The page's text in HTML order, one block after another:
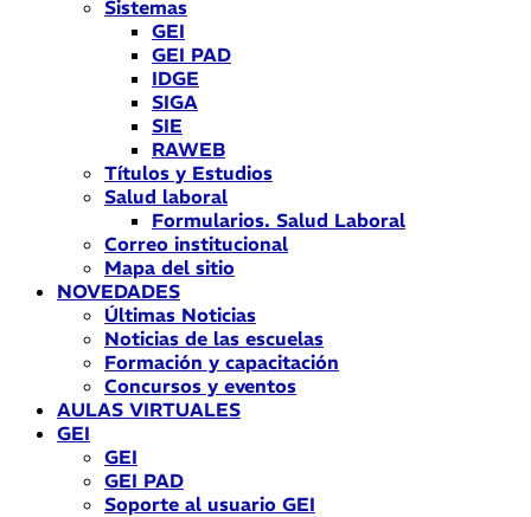
Sistemas
GEI
GEI PAD
IDGE
SIGA
SIE
RAWEB
Títulos y Estudios
Salud laboral
Formularios. Salud Laboral
Correo institucional
Mapa del sitio
NOVEDADES
Últimas Noticias
Noticias de las escuelas
Formación y capacitación
Concursos y eventos
AULAS VIRTUALES
GEI
GEI
GEI PAD
Soporte al usuario GEI